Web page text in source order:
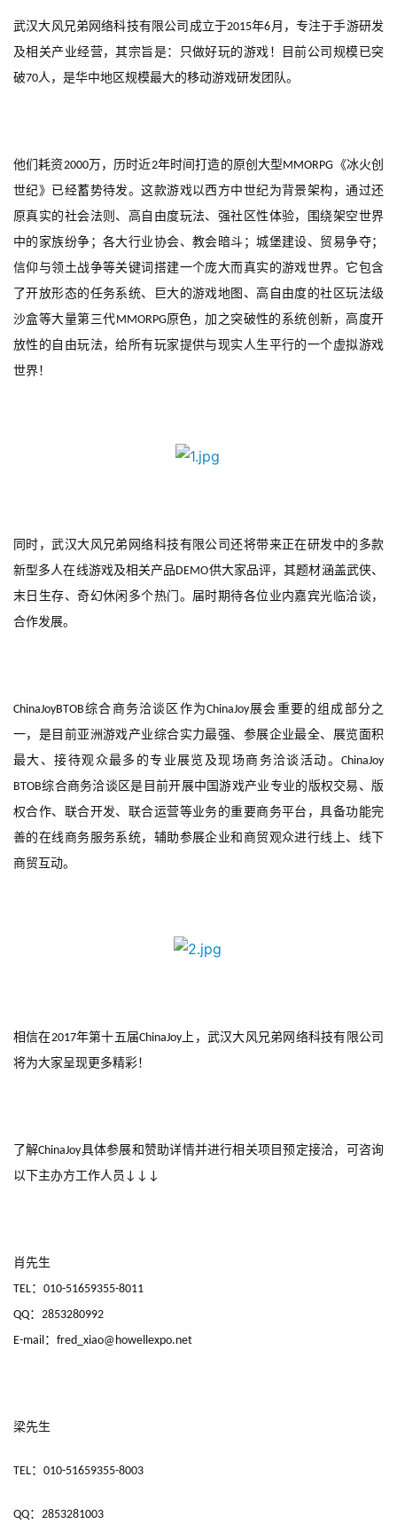
首
茶
原
戏
业
单
游
武汉大风兄弟网络科技有限公司成立于2015年6月，专注于手游研发
及相关产业经营，其宗旨是：只做好玩的游戏！目前公司规模已突
破70人，是华中地区规模最大的移动游戏研发团队。
他们耗资2000万，历时近2年时间打造的原创大型MMORPG 《冰火创
世纪》已经蓄势待发。这款游戏以西方中世纪为背景架构，通过还
原真实的社会法则、高自由度玩法、强社区性体验，围绕架空世界
中的家族纷争；各大行业协会、教会暗斗；城堡建设、贸易争夺；
信仰与领土战争等关键词搭建一个庞大而真实的游戏世界。它包含
了开放形态的任务系统、巨大的游戏地图、高自由度的社区玩法级
沙盒等大量第三代MMORPG原色，加之突破性的系统创新，高度开
放性的自由玩法，给所有玩家提供与现实人生平行的一个虚拟游戏
世界！
同时，武汉大风兄弟网络科技有限公司还将带来正在研发中的多款
新型多人在线游戏及相关产品DEMO供大家品评，其题材涵盖武侠、
末日生存、奇幻休闲多个热门。届时期待各位业内嘉宾光临洽谈，
合作发展。
ChinaJoyBTOB综合商务洽谈区作为ChinaJoy展会重要的组成部分之
一，是目前亚洲游戏产业综合实力最强、参展企业最全、展览面积
最大、接待观众最多的专业展览及现场商务洽谈活动。 ChinaJoy
BTOB综合商务洽谈区是目前开展中国游戏产业专业的版权交易、版
权合作、联合开发、联合运营等业务的重要商务平台，具备功能完
善的在线商务服务系统，辅助参展企业和商贸观众进行线上、线下
商贸互动。
相信在2017年第十五届ChinaJoy 上，武汉大风兄弟网络科技有限公司
将为大家呈现更多精彩！
了解ChinaJoy具体参展和赞助详情并进行相关项目预定接洽，可咨询
以下主办方工作人员 ↓↓↓
肖先生
TEL： 010-51659355-8011
QQ： 2853280992
E-mail： fred_xiao@howellexpo.net
梁先生
TEL： 010-51659355-8003
QQ： 2853281003